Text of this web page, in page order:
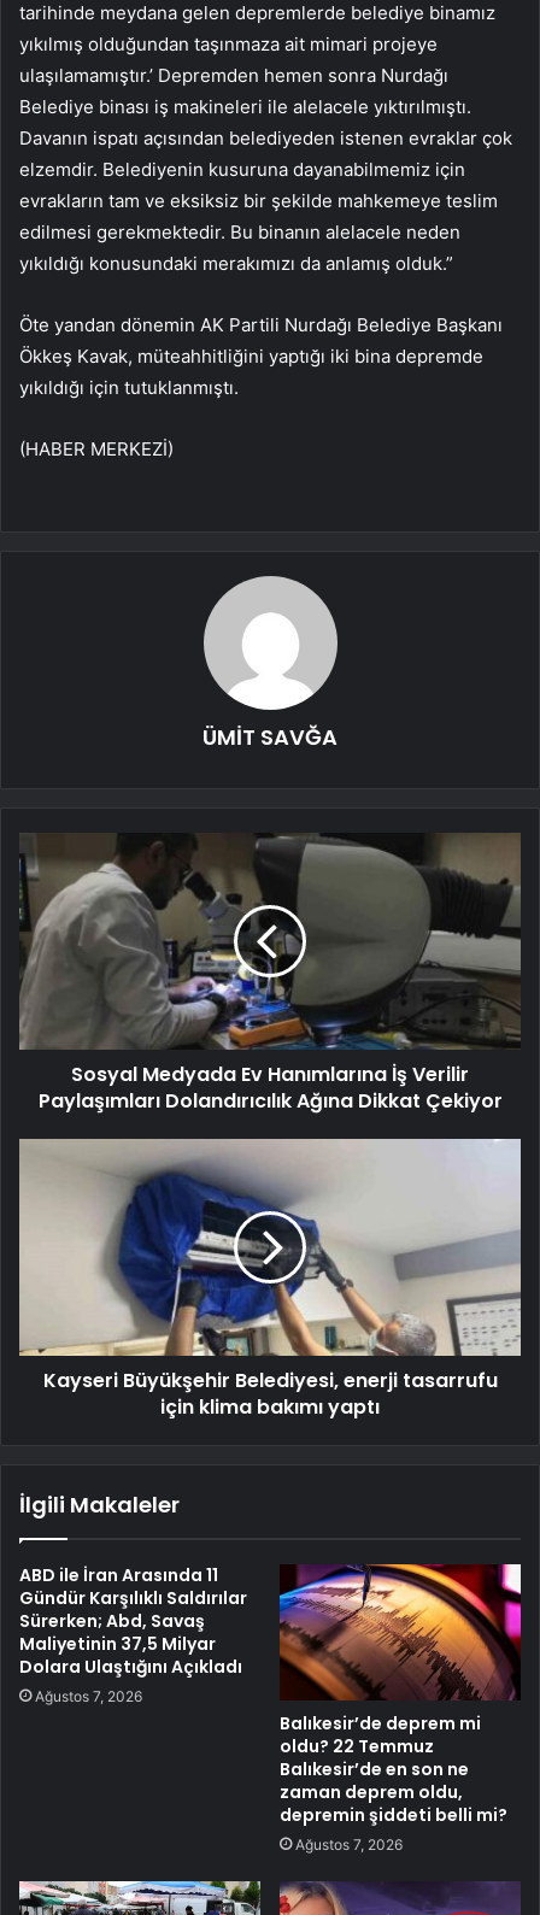
tarihinde meydana gelen depremlerde belediye binamız
yıkılmış olduğundan taşınmaza ait mimari projeye
ulaşılamamıştır.’ Depremden hemen sonra Nurdağı
Belediye binası iş makineleri ile alelacele yıktırılmıştı.
Davanın ispatı açısından belediyeden istenen evraklar çok
elzemdir. Belediyenin kusuruna dayanabilmemiz için
evrakların tam ve eksiksiz bir şekilde mahkemeye teslim
edilmesi gerekmektedir. Bu binanın alelacele neden
yıkıldığı konusundaki merakımızı da anlamış olduk.”
Öte yandan dönemin AK Partili Nurdağı Belediye Başkanı
Ökkeş Kavak, müteahhitliğini yaptığı iki bina depremde
yıkıldığı için tutuklanmıştı.
(HABER MERKEZİ)
ÜMİT SAVĞA
Sosyal Medyada Ev Hanımlarına İş Verilir
Paylaşımları Dolandırıcılık Ağına Dikkat Çekiyor
Kayseri Büyükşehir Belediyesi, enerji tasarrufu
için klima bakımı yaptı
İlgili Makaleler
ABD ile İran Arasında 11
Gündür Karşılıklı Saldırılar
Sürerken; Abd, Savaş
Maliyetinin 37,5 Milyar
Dolara Ulaştığını Açıkladı
Ağustos 7, 2026
Balıkesir’de deprem mi
oldu? 22 Temmuz
Balıkesir’de en son ne
zaman deprem oldu,
depremin şiddeti belli mi?
Ağustos 7, 2026